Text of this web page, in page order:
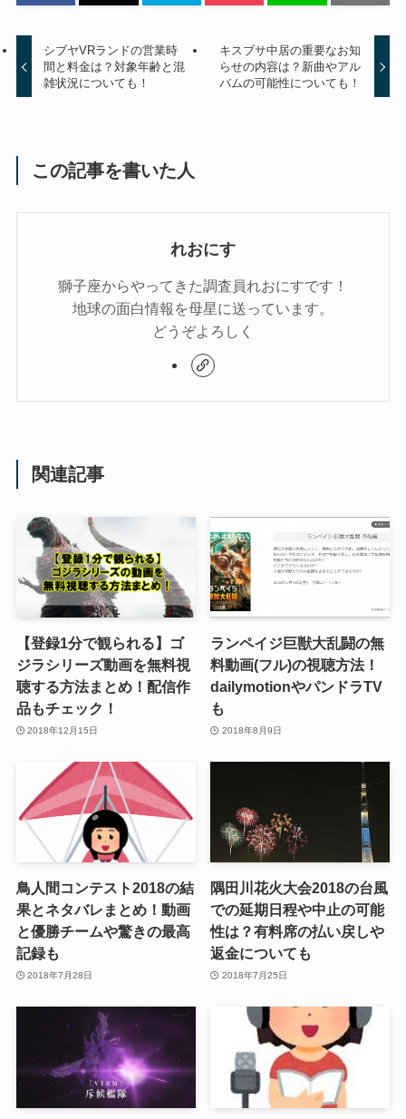
シブヤVRランドの営業時
間と料金は？対象年齢と混
雑状況についても！
キスブサ中居の重要なお知
らせの内容は？新曲やアル
バムの可能性についても！
この記事を書いた人
れおにす
獅子座からやってきた調査員れおにすです！
地球の面白情報を母星に送っています。
どうぞよろしく
関連記事
【登録1分で観られる】ゴ
ジラシリーズ動画を無料視
聴する方法まとめ！配信作
品もチェック！
2018年12月15日
ランペイジ巨獣大乱闘の無
料動画(フル)の視聴方法！
dailymotionやパンドラTV
も
2018年8月9日
鳥人間コンテスト2018の結
果とネタバレまとめ！動画
と優勝チームや驚きの最高
記録も
2018年7月28日
隅田川花火大会2018の台風
での延期日程や中止の可能
性は？有料席の払い戻しや
返金についても
2018年7月25日